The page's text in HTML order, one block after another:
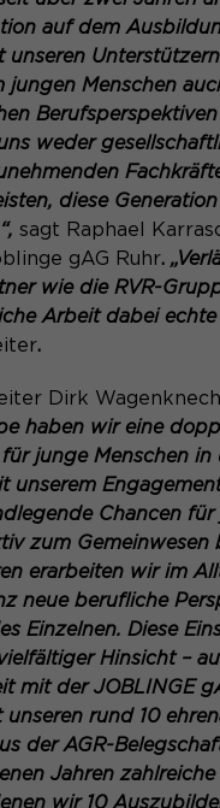
auf dem
jungen Menschen
weder
diese
sagt Raphael
gAG Ruhr.
wie die RVR-
Arbeit dabei
.
Dirk
haben wir eine
junge Menschen in
unserem
Chancen für
zum Gemeinwesen
erarbeiten wir im
neue berufliche
Einzelnen. Diese
Hinsicht –
mit der JOBLINGE
unseren rund 10
der AGR-
Jahren zahlreiche
wir 10